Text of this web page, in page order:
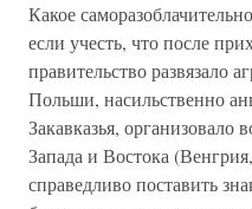
Какое
если учесть, что после
правительство развязало
Польши, насильственно
Закавказья,
Запада и Востока
справедливо поставить